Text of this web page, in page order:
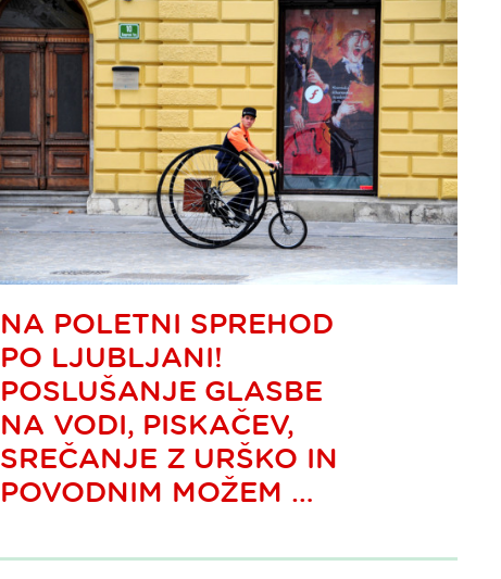
NA POLETNI SPREHOD
PO LJUBLJANI!
POSLUŠANJE GLASBE
NA VODI, PISKAČEV,
SREČANJE Z URŠKO IN
POVODNIM MOŽEM …